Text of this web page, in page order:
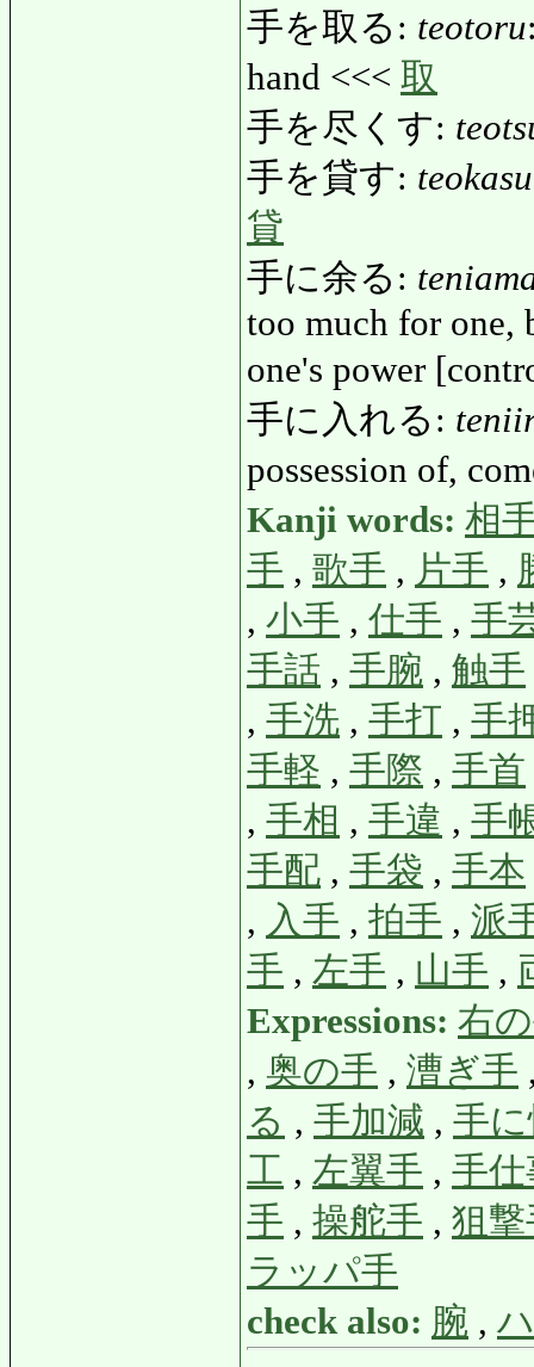
手を取る: teotoru
hand <<< 取
手を尽くす:
手を貸す: teokasu
貸
手に余る:
too much for one,
one's power
手に入れる:
possession of,
Kanji words: 相
手 , 歌手 , 片手 ,
, 小手 , 仕手 , 手
手話 , 手腕 , 触手
, 手洗 , 手打 , 手
手軽 , 手際 , 手首
, 手相 , 手違 , 手
手配 , 手袋 , 手本
, 入手 , 拍手 , 派
手 , 左手 , 山手 ,
Expressions: 右
, 奥の手 , 漕ぎ手
る , 手加減 , 手
工 , 左翼手 , 手仕
手 , 操舵手 , 狙撃
ラッパ手
check also: 腕 ,